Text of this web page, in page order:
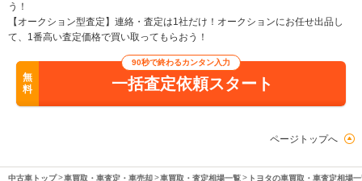
う！
【オークション型査定】連絡・査定は1社だけ！オークションにお任せ出品し
て、1番高い査定価格で買い取ってもらおう！
無
料
90秒で終わるカンタン入力
一括査定依頼スタート
ページトップへ
中古車トップ 車買取・車査定・車売却 車買取・査定相場一覧 トヨタの車買取・車査定相場